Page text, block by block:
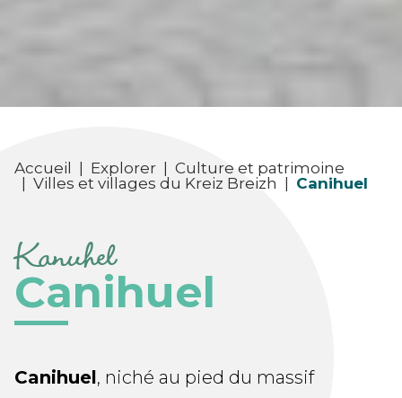
Accueil Explorer
Culture et patrimoine
Villes et villages du Kreiz Breizh Canihuel
Canihuel
Kanuhel
Canihuel, niché au pied du massif